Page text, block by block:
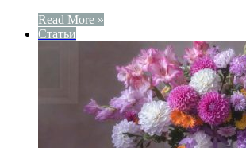
Read More »
Статьи